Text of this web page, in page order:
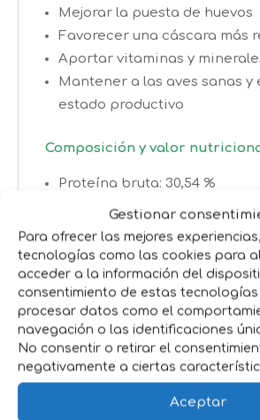
Gestionar
Para ofrecer las mejores
tecnologías como las cookies para
acceder a la información del
consentimiento de estas
procesar datos como el
navegación o las identificaciones
No consentir o retirar el
negativamente a ciertas
Aceptar
Mejorar la puesta de huevos
Favorecer una cáscara más
Aportar vitaminas y
Mantener a las aves sanas y
estado productivo
Composición y valor
Proteína bruta: 30,54 %
Calcio: 15,06 %
Vitaminas: A, D3, E
Minerales: Zinc, hierro,
manganeso, selenio y yodo
Su fórmula equilibrada
carencias habituales en la
tradicional de gallinas.
Modo de empleo: